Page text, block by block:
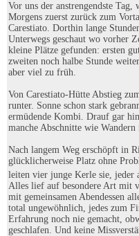
Vor uns der anstrengendste Tag,
Morgens zuerst zurück zum
Carestiato. Dorthin lange
Unterwegs geschaut wo vorher
kleine Plätze gefunden: ersten
zweiten noch halbe Stunde
aber viel zu früh.
Von Carestiato-Hütte Abstieg
runter. Sonne schon stark
ermüdende Kombi. Drauf gar
manche Abschnitte wie
Nach langem Weg erschöpft in
glücklicherweise Platz ohne
leiten vier junge Kerle sie, jeder
Alles lief auf besondere Art mit
mit gemeinsamen Abendessen
total ungewöhnlich, jedes zum
Erfahrung noch nie gemacht,
geschlafen. Und keine